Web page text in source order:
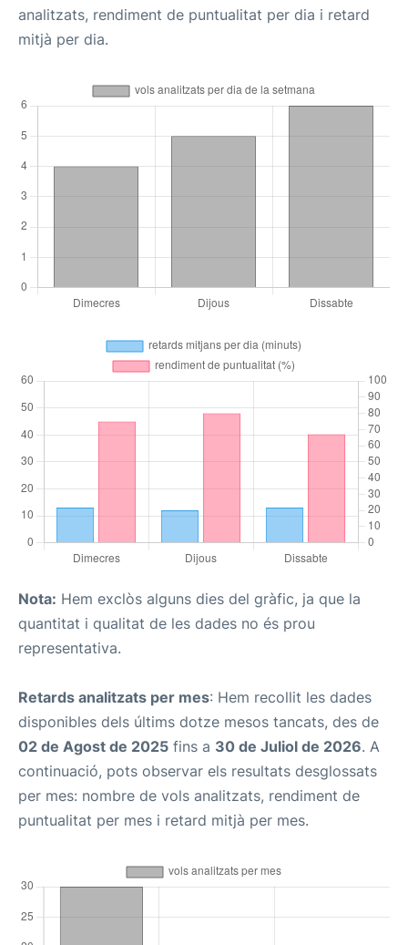
analitzats, rendiment de puntualitat per dia i retard
mitjà per dia.
Nota: Hem exclòs alguns dies del gràfic, ja que la
quantitat i qualitat de les dades no és prou
representativa.
Retards analitzats per mes: Hem recollit les dades
disponibles dels últims dotze mesos tancats, des de
02 de Agost de 2025 fins a 30 de Juliol de 2026. A
continuació, pots observar els resultats desglossats
per mes: nombre de vols analitzats, rendiment de
puntualitat per mes i retard mitjà per mes.